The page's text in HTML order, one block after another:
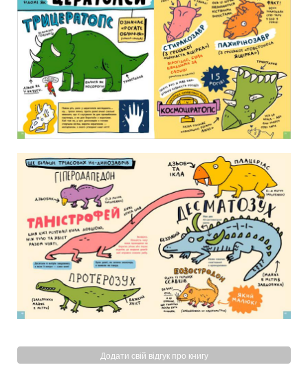
Додати свій відгук про книгу